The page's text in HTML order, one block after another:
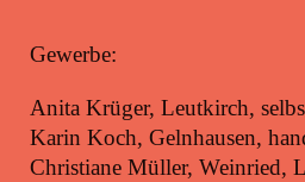
Gewerbe:
Anita Krüger, Leutkirch,
Karin Koch, Gelnhausen,
Christiane Müller, Weinried,